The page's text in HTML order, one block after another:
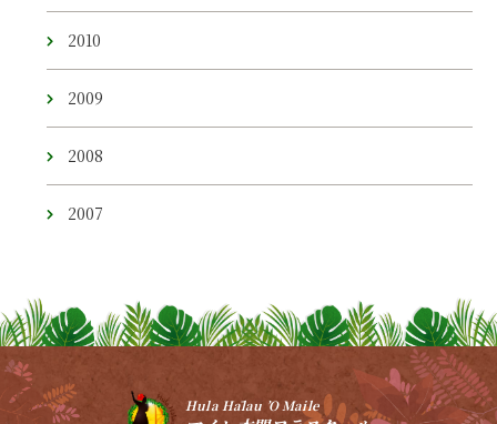
2010
2009
2008
2007
Hula Hālau ’O Maile